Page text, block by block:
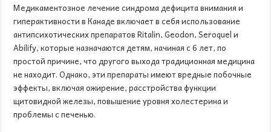
Медикаментозное лечение синдрома дефицита внимания и
гиперактивности в Канаде включает в себя использование
антипсихотических препаратов Ritalin, Geodon, Seroquel и
Abilify, которые назначаются детям, начиная с 6 лет, по
простой причине, что другого выхода традиционная медицина
не находит. Однако, эти препараты имеют вредные побочные
эффекты, включая ожирение, расстройства функции
щитовидной железы, повышение уровня холестерина и
проблемы с печенью.